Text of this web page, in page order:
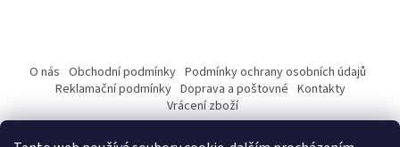
O nás Obchodní podmínky Podmínky ochrany osobních údajů
Reklamační podmínky Doprava a poštovné Kontakty
Vrácení zboží